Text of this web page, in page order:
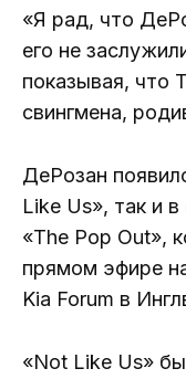
«Я рад, что
его не
показывая, что
свингмена,
ДеРозан
Like Us», так и
«The Pop Out»,
прямом эфире
Kia Forum в
«Not Like Us»